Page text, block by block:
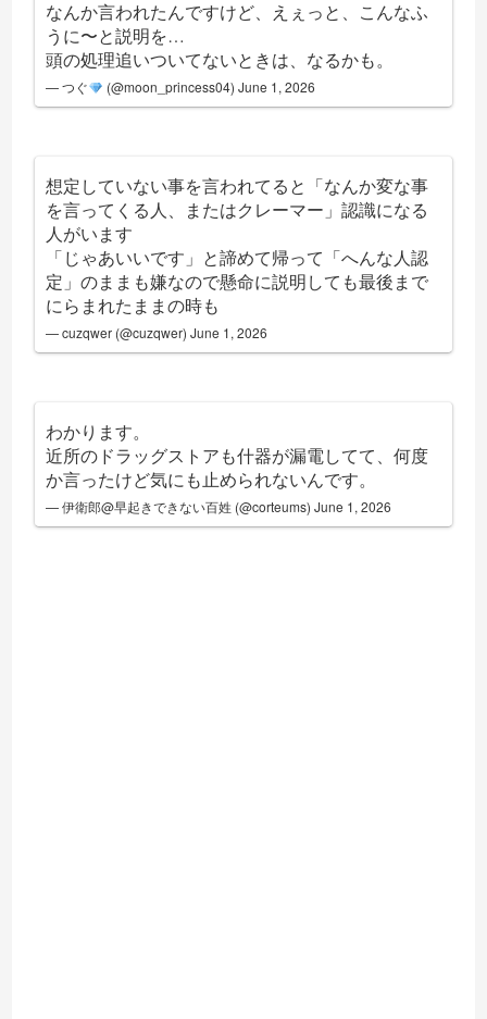
なんか言われたんですけど、えぇっと、こんなふ
うに〜と説明を…
頭の処理追いついてないときは、なるかも。
— つぐ (@moon_princess04) June 1, 2026
想定していない事を言われてると「なんか変な事
を言ってくる人、またはクレーマー」認識になる
人がいます
「じゃあいいです」と諦めて帰って「へんな人認
定」のままも嫌なので懸命に説明しても最後まで
にらまれたままの時も
— cuzqwer (@cuzqwer)June 1, 2026
わかります。
近所のドラッグストアも什器が漏電してて、何度
か言ったけど気にも止められないんです。
— 伊衛郎@早起きできない百姓 (@corteums)June 1, 2026